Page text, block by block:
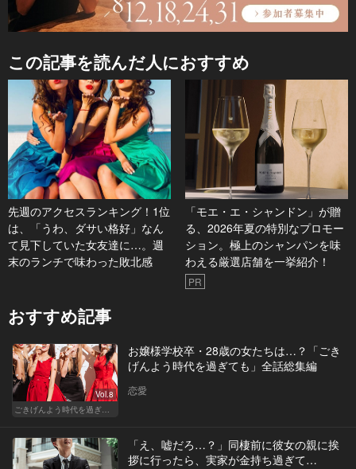
この記事を読んだ人におすすめ
先週のアクセスランキング！1位
は、「うわ、ダサい格好」なん
て見下していた女友達に…。週
末のランチで味わった敗北感
「モエ・エ・シャンドン」が贈
る、2026年夏の特別なプロモー
ション。極上のシャンパンを味
わえる厳選店舗を一挙紹介！
PR
おすすめ記事
Vol.8
ごきげんよう時代を過ぎても
お嬢様学校卒・28歳の女たちは…？「ごき
げんよう時代を過ぎても」全話総集編
恋愛
「え、嘘だろ…？」同棲前に彼女の親に挨
拶に行ったら、実家が金持ち過ぎて…